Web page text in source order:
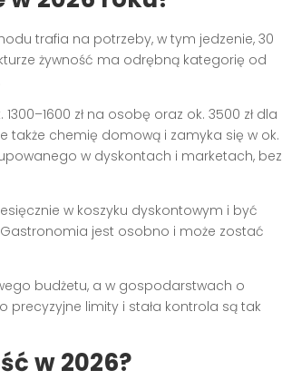
trafia na potrzeby, w tym jedzenie, 30
żywność ma odrębną kategorię od
zł na osobę oraz ok. 3500 zł dla
także chemię domową i zamyka się w ok.
w dyskontach i marketach, bez
w koszyku dyskontowym i być
Gastronomia jest osobno i może zostać
budżetu, a w gospodarstwach o
limity i stała kontrola są tak
w 2026?